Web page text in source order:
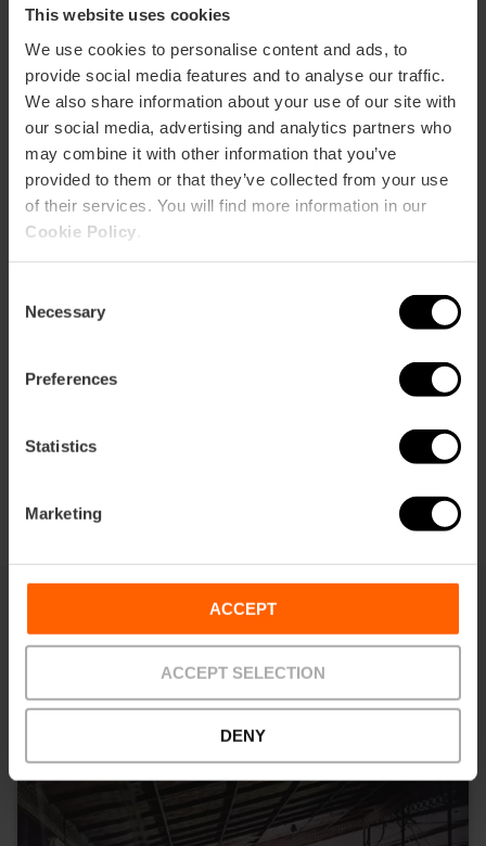
This website uses cookies
We use cookies to personalise content and ads, to
provide social media features and to analyse our traffic.
We also share information about your use of our site with
our social media, advertising and analytics partners who
may combine it with other information that you’ve
provided to them or that they’ve collected from your use
of their services. You will find more information in our
Cookie Policy
Selection
Necessary
Preferences
Statistics
Marketing
ACCEPT
ACCEPT SELECTION
DENY
Praktische informatie
Datum
Rooster
Tickets
Dit vind je misschien ook leuk